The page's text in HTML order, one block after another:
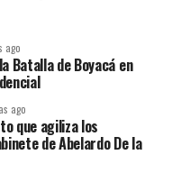
ago
Batalla de Boyacá en
ago
que agiliza los
de Abelardo De la